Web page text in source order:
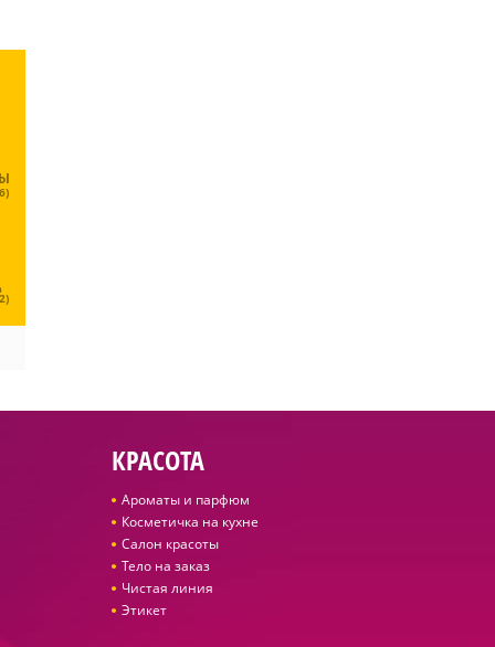
КРАСОТА
Ароматы и парфюм
Косметичка на кухне
Салон красоты
Тело на заказ
Чистая линия
Этикет